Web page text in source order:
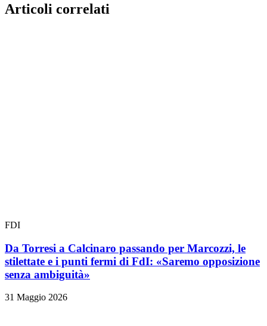
Articoli correlati
FDI
Da Torresi a Calcinaro passando per Marcozzi, le
stilettate e i punti fermi di FdI: «Saremo opposizione
senza ambiguità»
31 Maggio 2026